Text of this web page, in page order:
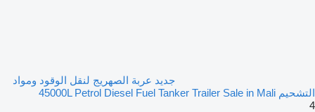
جديد عربة الصهريج لنقل الوقود ومواد
التشحيم 45000L Petrol Diesel Fuel Tanker Trailer Sale in Mali
4